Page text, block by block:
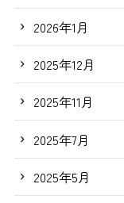
2026年1月
2025年12月
2025年11月
2025年7月
2025年5月